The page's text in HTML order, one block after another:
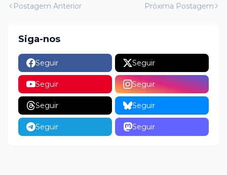
Postagem Anterior Próxima Postagem
Siga-nos
Seguir Seguir
Seguir Seguir
Seguir Seguir
Seguir Seguir